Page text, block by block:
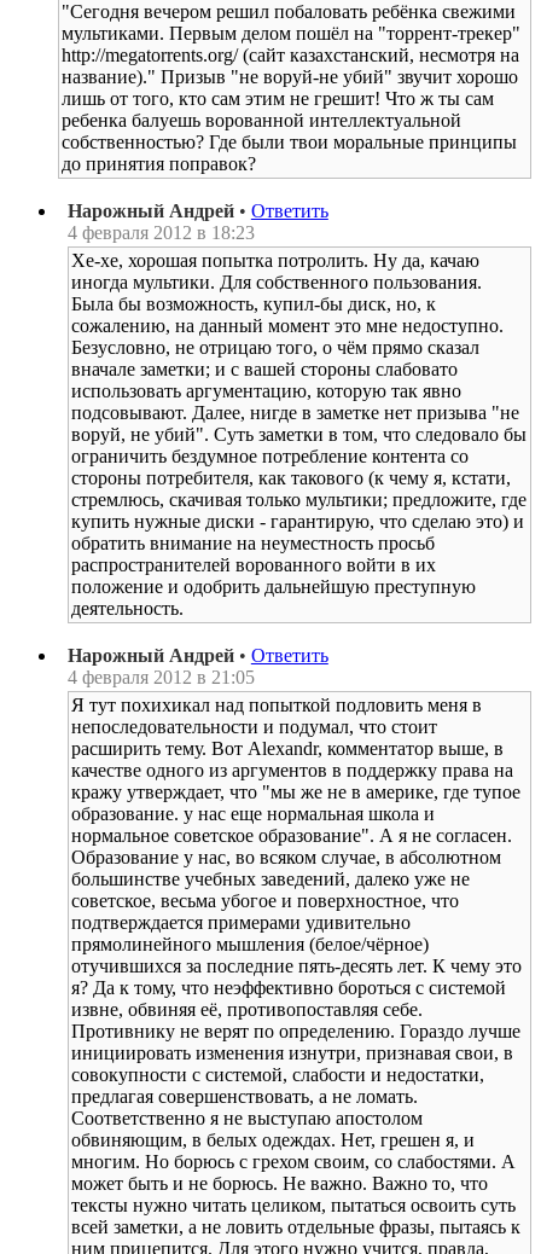
"Сегодня вечером решил побаловать ребёнка свежими
мультиками. Первым делом пошёл на "торрент-трекер"
http://megatorrents.org/ (сайт казахстанский, несмотря на
название)." Призыв "не воруй-не убий" звучит хорошо
лишь от того, кто сам этим не грешит! Что ж ты сам
ребенка балуешь ворованной интеллектуальной
собственностью? Где были твои моральные принципы
до принятия поправок?
Нарожный Андрей • Ответить
4 февраля 2012 в 18:23
Хе-хе, хорошая попытка потролить. Ну да, качаю
иногда мультики. Для собственного пользования.
Была бы возможность, купил-бы диск, но, к
сожалению, на данный момент это мне недоступно.
Безусловно, не отрицаю того, о чём прямо сказал
вначале заметки; и с вашей стороны слабовато
использовать аргументацию, которую так явно
подсовывают. Далее, нигде в заметке нет призыва "не
воруй, не убий". Суть заметки в том, что следовало бы
ограничить бездумное потребление контента со
стороны потребителя, как такового (к чему я, кстати,
стремлюсь, скачивая только мультики; предложите, где
купить нужные диски - гарантирую, что сделаю это) и
обратить внимание на неуместность просьб
распространителей ворованного войти в их
положение и одобрить дальнейшую преступную
деятельность.
Нарожный Андрей • Ответить
4 февраля 2012 в 21:05
Я тут похихикал над попыткой подловить меня в
непоследовательности и подумал, что стоит
расширить тему. Вот Alexandr, комментатор выше, в
качестве одного из аргументов в поддержку права на
кражу утверждает, что "мы же не в америке, где тупое
образование. у нас еще нормальная школа и
нормальное советское образование". А я не согласен.
Образование у нас, во всяком случае, в абсолютном
большинстве учебных заведений, далеко уже не
советское, весьма убогое и поверхностное, что
подтверждается примерами удивительно
прямолинейного мышления (белое/чёрное)
отучившихся за последние пять-десять лет. К чему это
я? Да к тому, что неэффективно бороться с системой
извне, обвиняя её, противопоставляя себе.
Противнику не верят по определению. Гораздо лучше
инициировать изменения изнутри, признавая свои, в
совокупности с системой, слабости и недостатки,
предлагая совершенствовать, а не ломать.
Соответственно я не выступаю апостолом
обвиняющим, в белых одеждах. Нет, грешен я, и
многим. Но борюсь с грехом своим, со слабостями. А
может быть и не борюсь. Не важно. Важно то, что
тексты нужно читать целиком, пытаться освоить суть
всей заметки, а не ловить отдельные фразы, пытаясь к
ним прицепится. Для этого нужно учится, правда,